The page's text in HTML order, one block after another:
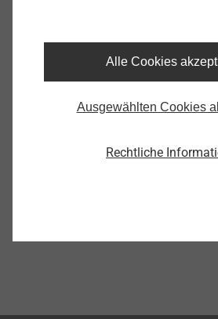
Produkt
Alle Cookies
Ausgewählten Cookies
Rechtliche